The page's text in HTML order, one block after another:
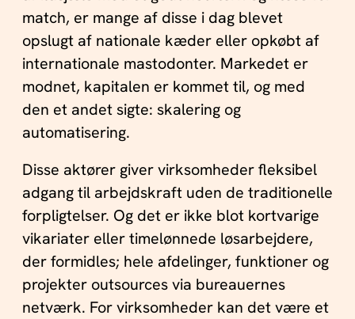
match, er mange af disse i dag blevet
opslugt af nationale kæder eller opkøbt af
internationale mastodonter. Markedet er
modnet, kapitalen er kommet til, og med
den et andet sigte: skalering og
automatisering.
Disse aktører giver virksomheder fleksibel
adgang til arbejdskraft uden de traditionelle
forpligtelser. Og det er ikke blot kortvarige
vikariater eller timelønnede løsarbejdere,
der formidles; hele afdelinger, funktioner og
projekter outsources via bureauernes
netværk. For virksomheder kan det være et